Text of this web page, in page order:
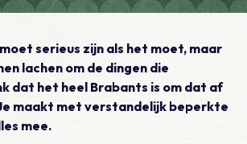
serieus zijn als het moet, maar
lachen om de dingen die
dat het heel Brabants is om dat af
maakt met verstandelijk beperkte
mee.